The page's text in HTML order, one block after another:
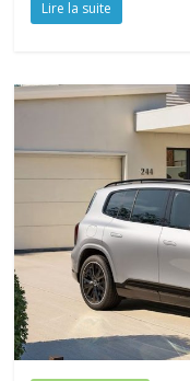
Lire la suite